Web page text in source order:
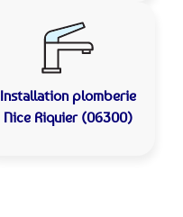
Installation plomberie
Nice Riquier (06300)